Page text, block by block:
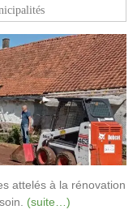
attelés à la rénovation
(suite…)